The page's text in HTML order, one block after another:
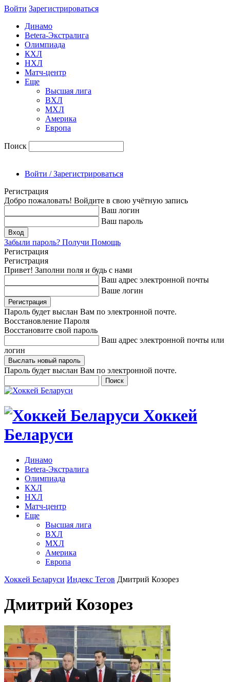
Войти Зарегиcтрироваться
Динамо
Betera-Экстралига
Олимпиада
КХЛ
НХЛ
Матч-центр
Еще
Высшая лига
ВХЛ
МХЛ
Америка
Европа
Поиск
Войти / Зарегистрироваться
Регистрация
Добро пожаловать! Войдите в свою учётную запись
Ваш логин
Ваш пароль
Забыли пароль? Получи Помощь
Регистрация
Регистрация
Привет! Заполни поля и будь с нами
Ваш адрес электронной почты
Ваше логин
Пароль будет выслан Вам по электронной почте.
Восстановление Пароля
Восстановите свой пароль
Ваш адрес электронной почты или
логин
Пароль будет выслан Вам по электронной почте.
Хоккей
Беларуси
Динамо
Betera-Экстралига
Олимпиада
КХЛ
НХЛ
Матч-центр
Еще
Высшая лига
ВХЛ
МХЛ
Америка
Европа
Хоккей Беларуси Индекс Тегов Дмитрий Козорез
Дмитрий Козорез